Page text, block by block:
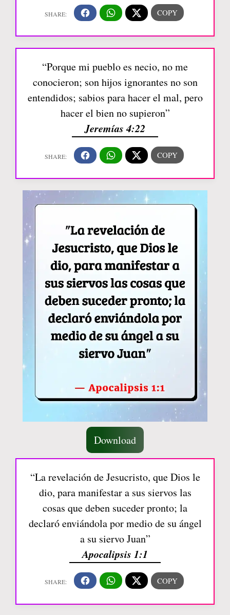
“Porque mi pueblo es necio, no me
conocieron; son hijos ignorantes no son
entendidos; sabios para hacer el mal, pero
hacer el bien no supieron”
Jeremías 4:22
Download
“La revelación de Jesucristo, que Dios le
dio, para manifestar a sus siervos las
cosas que deben suceder pronto; la
declaró enviándola por medio de su ángel
a su siervo Juan”
Apocalipsis 1:1